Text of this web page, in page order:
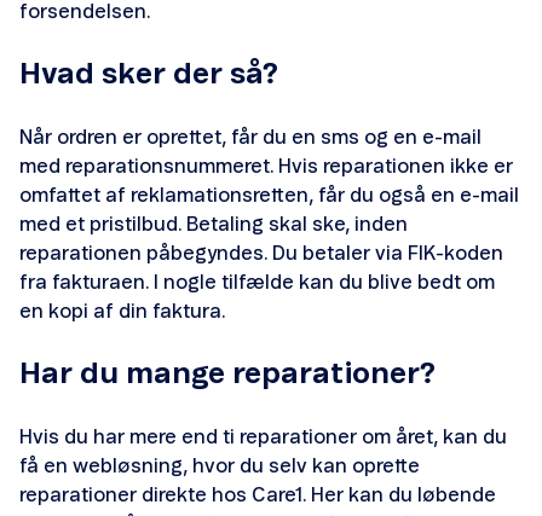
forsendelsen.
Hvad sker der så?
Når ordren er oprettet, får du en sms og en e-mail
med reparationsnummeret. Hvis reparationen ikke er
omfattet af reklamationsretten, får du også en e-mail
med et pristilbud. Betaling skal ske, inden
reparationen påbegyndes. Du betaler via FIK-koden
fra fakturaen. I nogle tilfælde kan du blive bedt om
en kopi af din faktura.
Har du mange reparationer?
Hvis du har mere end ti reparationer om året, kan du
få en webløsning, hvor du selv kan oprette
reparationer direkte hos Care1. Her kan du løbende